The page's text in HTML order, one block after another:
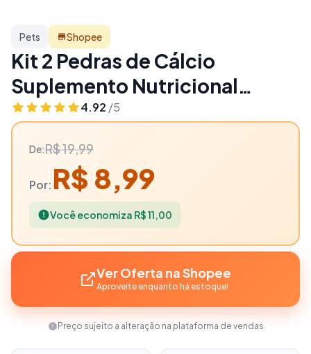
Pets Shopee
Kit 2 Pedras de Cálcio
Suplemento Nutricional
Calopsitas, Agapornis e
Periquitos, gaiolas e viveiro -
55% OFF | Pets
4.92 /5
De:R$ 19,99
Por: R$ 8,99
Você economiza R$ 11,00
Ver Oferta na Shopee
Aproveite enquanto há estoque!
Preço sujeito a alteração na plataforma de vendas